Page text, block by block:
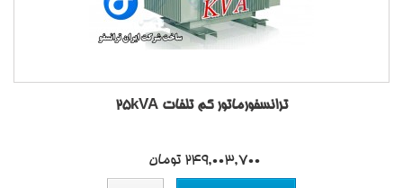
ترانسفورماتور کم تلفات 25kVA
249,003,700 تومان